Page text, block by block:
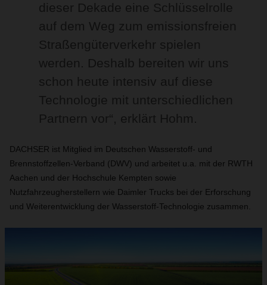
dieser Dekade eine Schlüsselrolle
auf dem Weg zum emissionsfreien
Straßengüterverkehr spielen
werden. Deshalb bereiten wir uns
schon heute intensiv auf diese
Technologie mit unterschiedlichen
Partnern vor“, erklärt Hohm.
DACHSER ist Mitglied im Deutschen Wasserstoff- und
Brennstoffzellen-Verband (DWV) und arbeitet u.a. mit der RWTH
Aachen und der Hochschule Kempten sowie
Nutzfahrzeugherstellern wie Daimler Trucks bei der Erforschung
und Weiterentwicklung der Wasserstoff-Technologie zusammen.